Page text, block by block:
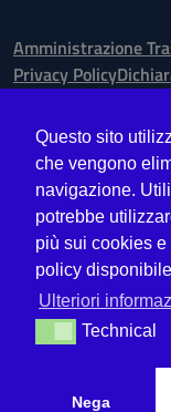
Amministrazione
Privacy Policy
Indirizzo:Via Ugo Bassi
Centralino:
Posta elettronica
Codice fiscale:
Codice meccanografico:
Codice Indice delle
Questo sito
che vengono
navigazione.
potrebbe
più sui cookies
policy
Ulteriori
TechnicalTechnical
Nega